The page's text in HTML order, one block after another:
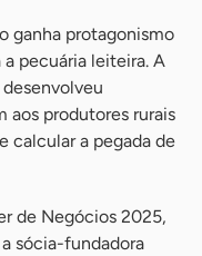
ganha protagonismo
pecuária leiteira. A
aos produtores rurais
calcular a pegada de
de Negócios 2025,
a sócia-fundadora